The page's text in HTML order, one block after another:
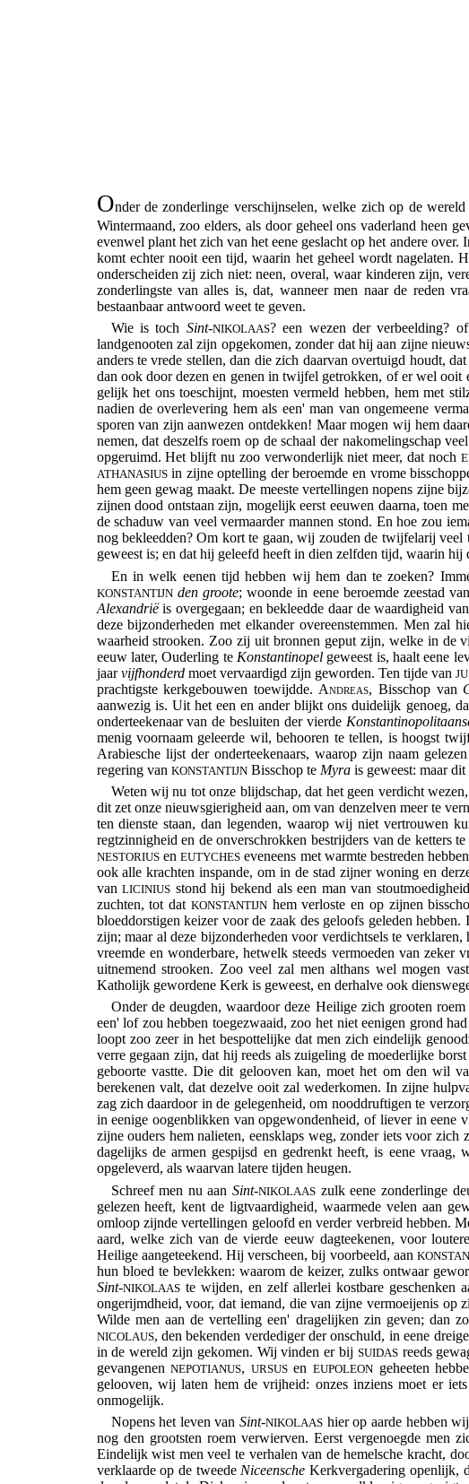
Onder de zonderlinge verschijnselen, welke zich op de
Wintermaand, zoo elders, als door geheel ons vaderland heen
evenwel plant het zich van het eene geslacht op het andere
komt echter nooit een tijd, waarin het geheel wordt nagelaten.
onderscheiden zij zich niet: neen, overal, waar kinderen zijn,
zonderlingste van alles is, dat, wanneer men naar de reden
bestaanbaar antwoord weet te geven.
Wie is toch Sint-NIKOLAAS? een wezen der verbeelding?
landgenooten zal zijn opgekomen, zonder dat hij aan zijne
anders te vrede stellen, dan die zich daarvan overtuigd houdt,
dan ook door dezen en genen in twijfel getrokken, of er wel ooit
gelijk het ons toeschijnt, moesten vermeld hebben, hem met
nadien de overlevering hem als een' man van ongemeene
sporen van zijn aanwezen ontdekken! Maar mogen wij hem
nemen, dat deszelfs roem op de schaal der nakomelingschap
opgeruimd. Het blijft nu zoo verwonderlijk niet meer, dat noch
ATHANASIUSin zijne optelling der beroemde en vrome
hem geen gewag maakt. De meeste vertellingen nopens zijne
zijnen dood ontstaan zijn, mogelijk eerst eeuwen daarna, toen
de schaduw van veel vermaarder mannen stond. En hoe zou
nog bekleedden? Om kort te gaan, wij zouden de twijfelarij
geweest is; en dat hij geleefd heeft in dien zelfden tijd, waarin
En in welk eenen tijd hebben wij hem dan te zoeken?
KONSTANTIJN den groote; woonde in eene beroemde zeestad van
Alexandriëis overgegaan; en bekleedde daar de waardigheid
deze bijzonderheden met elkander overeenstemmen. Men zal
waarheid strooken. Zoo zij uit bronnen geput zijn, welke in de
eeuw later, Ouderling te Konstantinopelgeweest is, haalt eene
jaarvijfhonderdmoet vervaardigd zijn geworden. Ten tijde van
prachtigste kerkgebouwen toewijdde. Andreas, Bisschop van
aanwezig is. Uit het een en ander blijkt ons duidelijk genoeg,
onderteekenaar van de besluiten der vierde
menig voornaam geleerde wil, behooren te tellen, is hoogst
Arabiesche lijst der onderteekenaars, waarop zijn naam
regering van KONSTANTIJNBisschop te Myrais geweest: maar dit
Weten wij nu tot onze blijdschap, dat het geen verdicht
dit zet onze nieuwsgierigheid aan, om van denzelven meer te
ten dienste staan, dan legenden, waarop wij niet vertrouwen
regtzinnigheid en de onverschrokken bestrijders van de ketters
NESTORIUSenEUTYCHES eveneens met warmte bestreden
ook alle krachten inspande, om in de stad zijner woning en
vanLICINIUS stond hij bekend als een man van
zuchten, tot dat KONSTANTIJNhem verloste en op zijnen
bloeddorstigen keizer voor de zaak des geloofs geleden
zijn; maar al deze bijzonderheden voor verdichtsels te
vreemde en wonderbare, hetwelk steeds vermoeden van
uitnemend strooken. Zoo veel zal men althans welmogen
Katholijk gewordene Kerk is geweest, en derhalve ook
Onder de deugden, waardoor deze Heilige zich grooten
een' lof zou hebben toegezwaaid, zoo het niet eenigen grond
loopt zoo zeer in het bespottelijke dat men zich eindelijk
verre gegaan zijn, dat hij reeds als zuigeling de moederlijke
geboorte vastte. Die dit gelooven kan, moet het om den wil
berekenen valt, dat dezelve ooit zal wederkomen. In zijne
zag zich daardoor in de gelegenheid, om nooddruftigen te
in eenige oogenblikken van opgewondenheid, of liever in eene
zijne ouders hem nalieten, eensklaps weg, zonder iets voor
dagelijks de armen gespijsd en gedrenkt heeft, is eene
opgeleverd, als waarvan latere tijden heugen.
Schreef men nu aanSint-NIKOLAAS zulk eene zonderlinge
gelezen heeft, kent de ligtvaardigheid, waarmede velen aan
omloop zijnde vertellingen geloofd en verder verbreid hebben.
aard, welke zich van de vierde eeuw dagteekenen, voor
Heilige aangeteekend. Hij verscheen, bij voorbeeld, aan
hun bloed te bevlekken: waarom de keizer, zulks ontwaar
Sint-NIKOLAASte wijden, en zelf allerlei kostbare geschenken
ongerijmdheid, voor, dat iemand, die van zijne vermoeijenis op
Wilde men aan de vertelling een' dragelijken zin geven; dan
NICOLAUS, den bekenden verdediger der onschuld, in eene
in de wereld zijn gekomen. Wij vinden er bij SUIDASreeds
gevangenenNEPOTIANUS, URSUSenEUPOLEON geheeten
gelooven, wij laten hem de vrijheid: onzes inziens moet er
onmogelijk.
Nopens het leven vanSint-NIKOLAAS hier op aarde hebben
nog den grootsten roem verwierven. Eerst vergenoegde men
Eindelijk wist men veel te verhalen van de hemelsche kracht,
verklaarde op de tweede Niceensche Kerkvergadering openlijk,